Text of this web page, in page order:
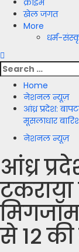
क्राइम
खेल जगत
More
धर्म-
Search
for:
Home
नेशनल न्यूज़
आंध्र प्रदेश:
मूसलाधार
नेशनल न्यूज़
आंध्र
से 12